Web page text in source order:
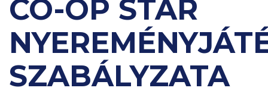
CO-OP STAR
SZABÁLYZATA